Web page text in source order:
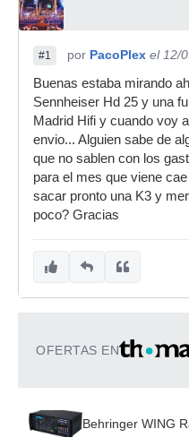
#1 por PacoPlex el 12/
Buenas estaba mirando
Sennheiser Hd 25 y una
Madrid Hifi y cuando voy
envio... Alguien sabe de
que no sablen con los
para el mes que viene
sacar pronto una K3 y
poco? Gracias
OFERTAS EN
Behringer WING